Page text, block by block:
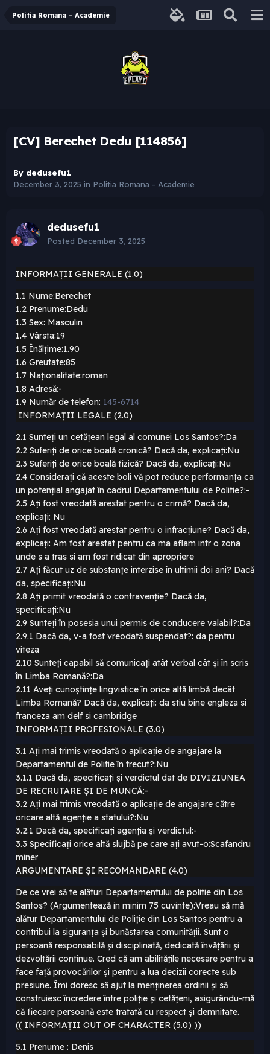
Politia Romana - Academie
[CV] Berechet Dedu [114856]
By dedusefu1
December 3, 2025 in Politia Romana - Academie
dedusefu1
Posted December 3, 2025
INFORMAȚII GENERALE (1.0)
1.1 Nume:Berechet
1.2 Prenume:Dedu
1.3 Sex: Masculin
1.4 Vârsta:19
1.5 Înălțime:1.90
1.6 Greutate:85
1.7 Naționalitate:roman
1.8 Adresă:-
1.9 Număr de telefon: 145-6714
INFORMAȚII LEGALE (2.0)
2.1 Sunteți un cetățean legal al comunei Los Santos?:Da
2.2 Suferiți de orice boală cronică? Dacă da, explicați:Nu
2.3 Suferiți de orice boală fizică? Dacă da, explicați:Nu
2.4 Considerați că aceste boli vă pot reduce performanța ca
un potențial angajat în cadrul Departamentului de Politie?:-
2.5 Ați fost vreodată arestat pentru o crimă? Dacă da,
explicați: Nu
2.6 Ați fost vreodată arestat pentru o infracțiune? Dacă da,
explicați: Am fost arestat pentru ca ma aflam intr o zona
unde s a tras si am fost ridicat din apropriere
2.7 Ați făcut uz de substanțe interzise în ultimii doi ani? Dacă
da, specificați:Nu
2.8 Ați primit vreodată o contravenție? Dacă da,
specificați:Nu
2.9 Sunteți în posesia unui permis de conducere valabil?:Da
2.9.1 Dacă da, v-a fost vreodată suspendat?: da pentru
viteza
2.10 Sunteți capabil să comunicați atât verbal cât și în scris
în Limba Romană?:Da
2.11 Aveți cunoștințe lingvistice în orice altă limbă decât
Limba Romană? Dacă da, explicați: da stiu bine engleza si
franceza am delf si cambridge
INFORMAȚII PROFESIONALE (3.0)
3.1 Ați mai trimis vreodată o aplicație de angajare la
Departamentul de Politie în trecut?:Nu
3.1.1 Dacă da, specificați și verdictul dat de DIVIZIUNEA
DE RECRUTARE ȘI DE MUNCĂ:-
3.2 Ați mai trimis vreodată o aplicație de angajare către
oricare altă agenție a statului?:Nu
3.2.1 Dacă da, specificați agenția și verdictul:-
3.3 Specificați orice altă slujbă pe care ați avut-o:Scafandru
miner
ARGUMENTARE ȘI RECOMANDARE (4.0)
De ce vrei să te alături Departamentului de politie din Los
Santos? (Argumentează in minim 75 cuvinte):Vreau să mă
alătur Departamentului de Poliție din Los Santos pentru a
contribui la siguranța și bunăstarea comunității. Sunt o
persoană responsabilă și disciplinată, dedicată învățării și
dezvoltării continue. Cred că am abilitățile necesare pentru a
face față provocărilor și pentru a lua decizii corecte sub
presiune. Îmi doresc să ajut la menținerea ordinii și să
construiesc încredere între poliție și cetățeni, asigurându-mă
că fiecare persoană este tratată cu respect și demnitate.
(( INFORMAȚII OUT OF CHARACTER (5.0) ))
5.1 Prenume : Denis